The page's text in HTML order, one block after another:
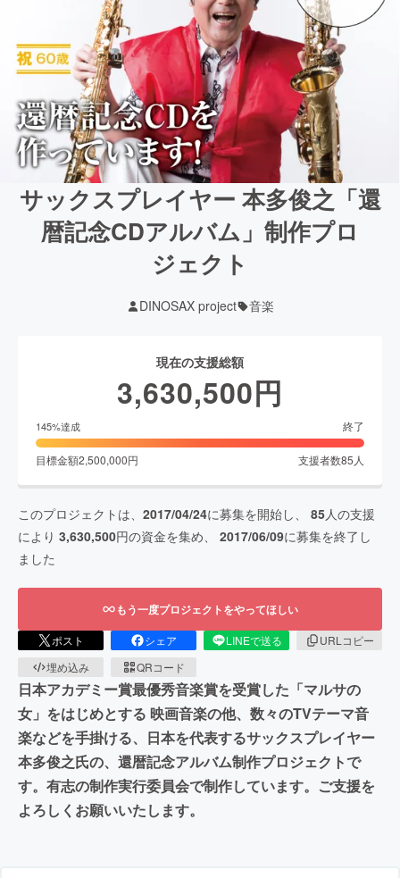
サックスプレイヤー 本多俊之「還
暦記念CDアルバム」制作プロ
ジェクト
DINOSAX project 音楽
現在の支援総額
3,630,500円
145%達成 終了
目標金額2,500,000円 支援者数85 人
このプロジェクトは、 2017/04/24に募集を開始し、 85人の支援
により 3,630,500円の資金を集め、 2017/06/09に募集を終了し
ました
もう一度プロジェクトをやってほしい
ポスト シェア LINEで送る
URLコピー
埋め込み
QRコード
日本アカデミー賞最優秀音楽賞を受賞した「マルサの
女」をはじめとする 映画音楽の他、数々のTVテーマ音
楽などを手掛ける、日本を代表するサックスプレイヤー
本多俊之氏の、還暦記念アルバム制作プロジェクトで
す。有志の制作実行委員会で制作しています。ご支援を
よろしくお願いいたします。